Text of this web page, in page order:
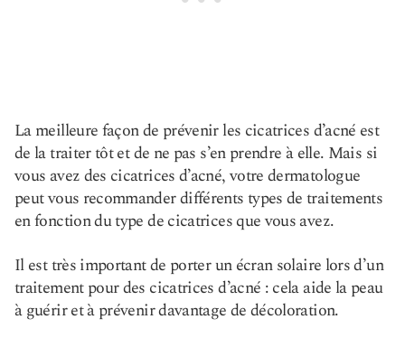
La meilleure façon de prévenir les cicatrices d’acné est
de la traiter tôt et de ne pas s’en prendre à elle. Mais si
vous avez des cicatrices d’acné, votre dermatologue
peut vous recommander différents types de traitements
en fonction du type de cicatrices que vous avez.
Il est très important de porter un écran solaire lors d’un
traitement pour des cicatrices d’acné : cela aide la peau
à guérir et à prévenir davantage de décoloration.